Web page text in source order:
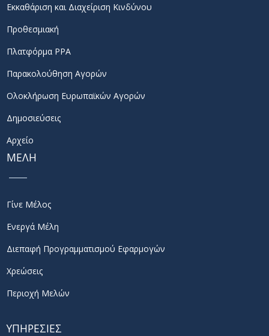
Εκκαθάριση και Διαχείριση Κινδύνου
Προθεσμιακή
Πλατφόρμα PPA
Παρακολούθηση Αγορών
Ολοκλήρωση Ευρωπαϊκών Αγορών
Δημοσιεύσεις
Αρχείο
ΜΕΛΗ
Γίνε Μέλος
Ενεργά Μέλη
Διεπαφή Προγραμματισμού Εφαρμογών
Χρεώσεις
Περιοχή Μελών
ΥΠΗΡΕΣΙΕΣ